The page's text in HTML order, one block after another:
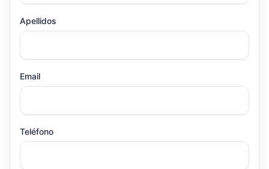
Apellidos
Email
Teléfono